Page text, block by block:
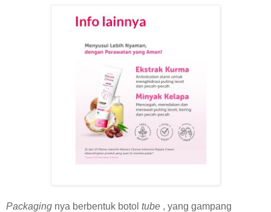
Packaging nya berbentuk botol tube , yang gampang